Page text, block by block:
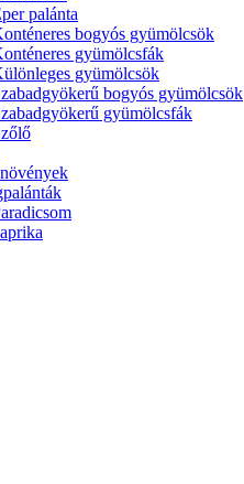
palánta
bogyós gyümölcsök
gyümölcsfák
gyümölcsök
bogyós gyümölcsök
gyümölcsfák